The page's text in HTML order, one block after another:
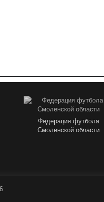
Федерация футбола
Смоленской области